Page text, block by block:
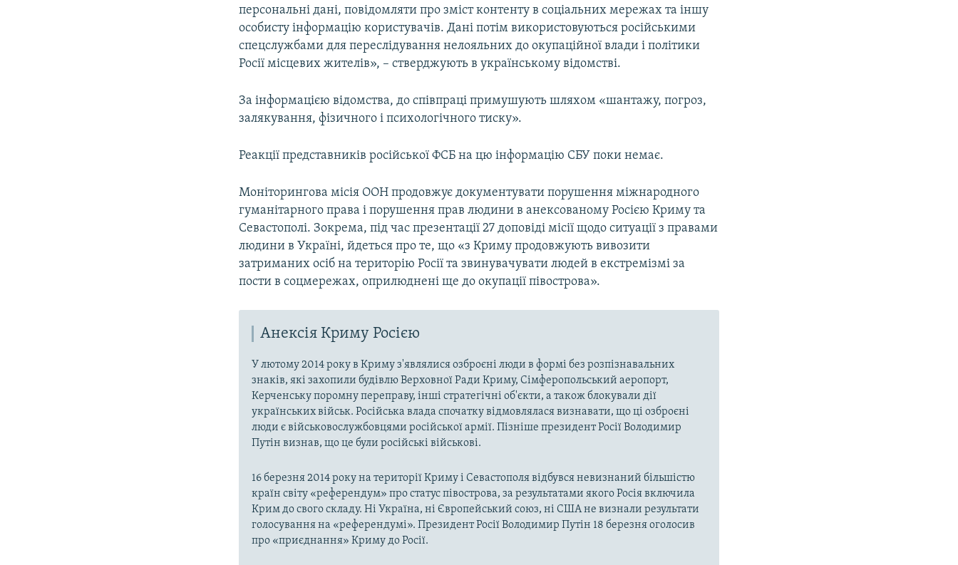
персональні дані, повідомляти про зміст контенту в соціальних мережах та іншу
особисту інформацію користувачів. Дані потім використовуються російськими
спецслужбами для переслідування нелояльних до окупаційної влади і політики
Росії місцевих жителів», – стверджують в українському відомстві.
За інформацією відомства, до співпраці примушують шляхом «шантажу, погроз,
залякування, фізичного і психологічного тиску».
Реакції представників російської ФСБ на цю інформацію СБУ поки немає.
Моніторингова місія ООН продовжує документувати порушення міжнародного
гуманітарного права і порушення прав людини в анексованому Росією Криму та
Севастополі. Зокрема, під час презентації 27 доповіді місії щодо ситуації з правами
людини в Україні, йдеться про те, що «з Криму продовжують вивозити
затриманих осіб на територію Росії та звинувачувати людей в екстремізмі за
пости в соцмережах, оприлюднені ще до окупації півострова».
Анексія Криму Росією
У лютому 2014 року в Криму з'являлися озброєні люди в формі без розпізнавальних
знаків, які захопили будівлю Верховної Ради Криму, Сімферопольський аеропорт,
Керченську поромну переправу, інші стратегічні об'єкти, а також блокували дії
українських військ. Російська влада спочатку відмовлялася визнавати, що ці озброєні
люди є військовослужбовцями російської армії. Пізніше президент Росії Володимир
Путін визнав, що це були російські військові.
16 березня 2014 року на території Криму і Севастополя відбувся невизнаний більшістю
країн світу «референдум» про статус півострова, за результатами якого Росія включила
Крим до свого складу. Ні Україна, ні Європейський союз, ні США не визнали результати
голосування на «референдумі». Президент Росії Володимир Путін 18 березня оголосив
про «приєднання» Криму до Росії.